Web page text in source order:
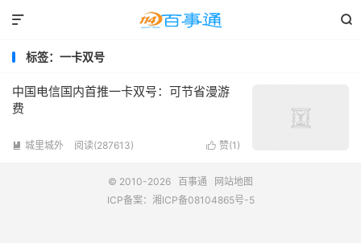


标签：一卡双号
中国电信国内首推一卡双号：可节省漫游
费
 赞(1 )
 城里城外 阅读(287613)
© 2010-2026 百事通
网站地图
ICP备案： 湘ICP备08104865号-5